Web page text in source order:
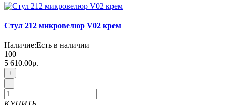
Стул 212 микровелюр V02 крем
Наличие:Есть в наличии
100
5 610.00р.
+
-